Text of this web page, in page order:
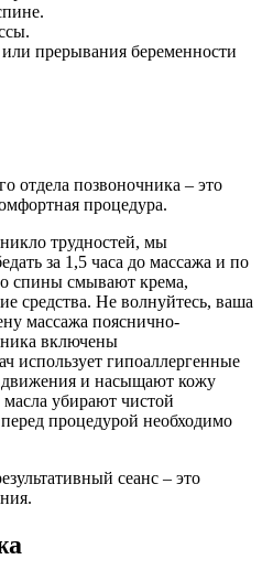
прерывания беременности
отдела позвоночника – это
процедура.
трудностей, мы
за 1,5 часа до массажа и по
спины смывают крема,
средства. Не волнуйтесь, ваша
массажа пояснично-
включены
использует гипоаллергенные
движения и насыщают кожу
масла убирают чистой
процедурой необходимо
сеанс – это